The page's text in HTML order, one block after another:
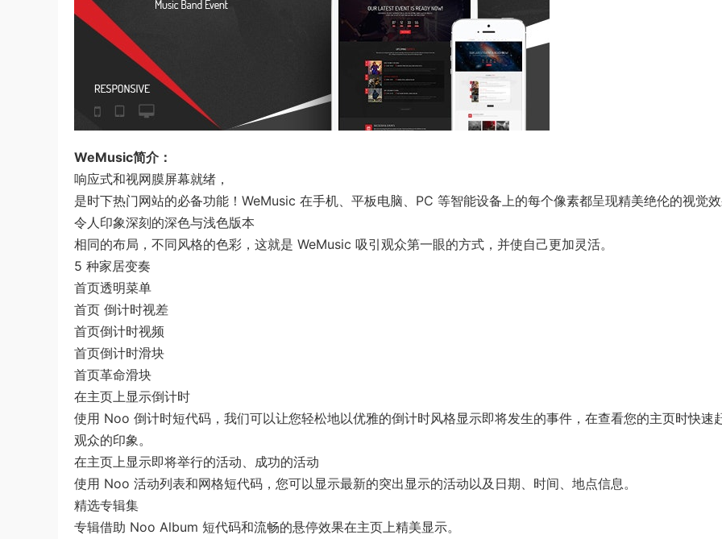
WeMusic简介：
响应式和视网膜屏幕就绪，
是时下热门网站的必备功能！WeMusic 在手机、平板电脑、PC 等智能设备上的每个像素都呈现精美绝伦的视觉效
令人印象深刻的深色与浅色版本
相同的布局，不同风格的色彩，这就是 WeMusic 吸引观众第一眼的方式，并使自己更加灵活。
5 种家居变奏
首页透明菜单
首页 倒计时视差
首页倒计时视频
首页倒计时滑块
首页革命滑块
在主页上显示倒计时
使用 Noo 倒计时短代码，我们可以让您轻松地以优雅的倒计时风格显示即将发生的事件，在查看您的主页时快速
观众的印象。
在主页上显示即将举行的活动、成功的活动
使用 Noo 活动列表和网格短代码，您可以显示最新的突出显示的活动以及日期、时间、地点信息。
精选专辑集
专辑借助 Noo Album 短代码和流畅的悬停效果在主页上精美显示。